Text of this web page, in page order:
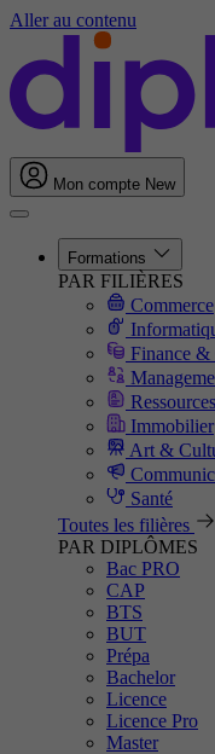
Aller au contenu
Mon compte New
Formations
PAR FILIÈRES
Commerce
Finance &
Immobilier
Art &
Santé
Toutes les filières
PAR DIPLÔMES
Bac PRO
CAP
BTS
BUT
Prépa
Bachelor
Licence
Licence Pro
Master